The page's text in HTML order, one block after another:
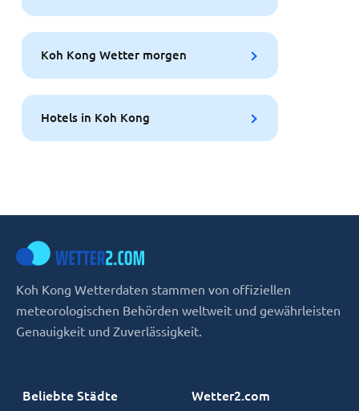
Koh Kong Wetter morgen
Hotels in Koh Kong
Koh Kong Wetterdaten stammen von offiziellen
meteorologischen Behörden weltweit und gewährleisten
Genauigkeit und Zuverlässigkeit.
Beliebte Städte Wetter2.com